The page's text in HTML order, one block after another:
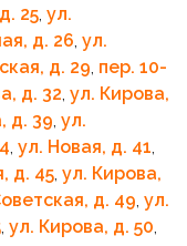
25, ул.
д. 26, ул.
д. 29, пер. 10-
д. 32, ул. Кирова,
д. 39, ул.
, ул. Новая, д. 41,
д. 45, ул. Кирова,
д. 49, ул.
, ул. Кирова, д. 50,